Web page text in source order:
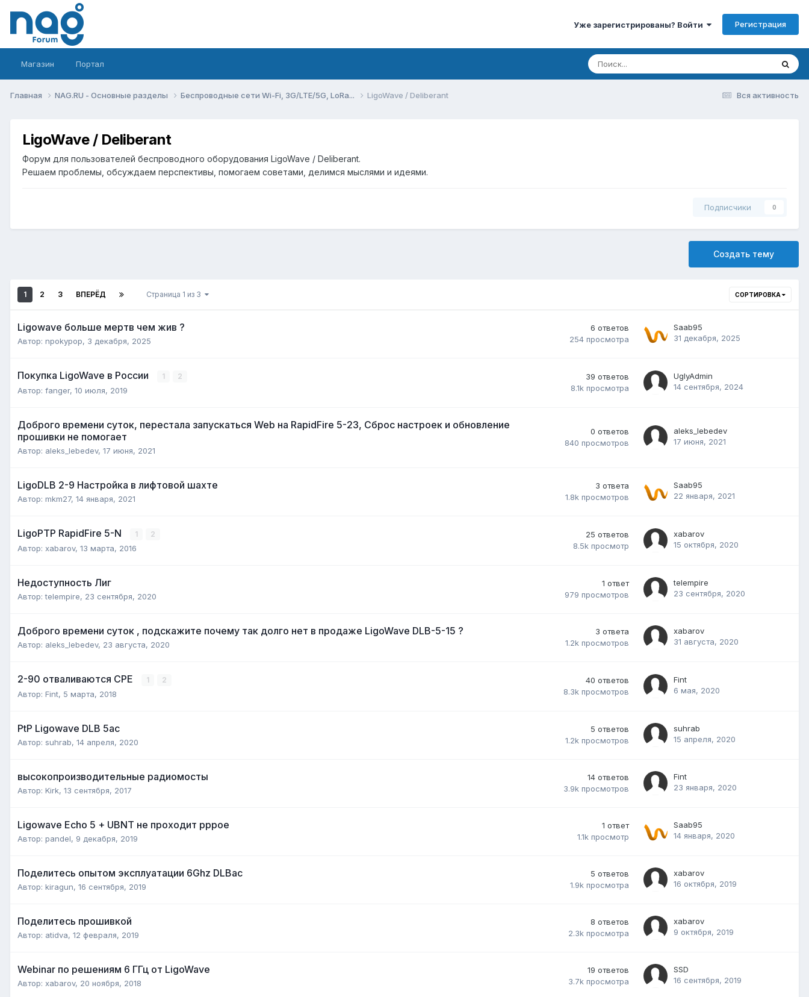
Уже зарегистрированы? Войти Регистрация
Магазин Портал
Вся активность
Главная NAG.RU - Основные разделы Беспроводные сети Wi-Fi, 3G/LTE/5G, LoRa... LigoWave / Deliberant
LigoWave / Deliberant
Форум для пользователей беспроводного оборудования LigoWave / Deliberant.
Решаем проблемы, обсуждаем перспективы, помогаем советами, делимся мыслями и идеями.
Подписчики 0
Создать тему
СОРТИРОВКА
1 2 3 ВПЕРЁД Страница 1 из 3
Ligowave больше мертв чем жив ?
Автор: npokypop, 3 декабря, 2025
6 ответов
254 просмотра
Saab95
31 декабря, 2025
Покупка LigoWave в России 1 2
Автор: fanger, 10 июля, 2019
39 ответов
8.1k просмотра
UglyAdmin
14 сентября, 2024
Доброго времени суток, перестала запускаться Web на RapidFire 5-23, Сброс настроек и обновление
прошивки не помогает
Автор: aleks_lebedev, 17 июня, 2021
0 ответов
840 просмотров
aleks_lebedev
17 июня, 2021
LigoDLB 2-9 Настройка в лифтовой шахте
Автор: mkm27, 14 января, 2021
3 ответа
1.8k просмотров
Saab95
22 января, 2021
LigoPTP RapidFire 5-N 1 2
Автор: xabarov, 13 марта, 2016
25 ответов
8.5k просмотр
xabarov
15 октября, 2020
Недоступность Лиг
Автор:telempire, 23 сентября, 2020
1 ответ
979 просмотров
telempire
23 сентября, 2020
Доброго времени суток , подскажите почему так долго нет в продаже LigoWave DLB-5-15 ?
Автор: aleks_lebedev, 23 августа, 2020
3 ответа
1.2k просмотров
xabarov
31 августа, 2020
2-90 отваливаются CPE 1 2
Автор: Fint, 5 марта, 2018
40 ответов
8.3k просмотров
Fint
6 мая, 2020
PtP Ligowave DLB 5ac
Автор: suhrab, 14 апреля, 2020
5 ответов
1.2k просмотров
suhrab
15 апреля, 2020
высокопроизводительные радиомосты
Автор: Kirk, 13 сентября, 2017
14 ответов
3.9k просмотров
Fint
23 января, 2020
Ligowave Echo 5 + UBNT не проходит pppoe
Автор: pandel, 9 декабря, 2019
1 ответ
1.1k просмотр
Saab95
14 января, 2020
Поделитесь опытом эксплуатации 6Ghz DLBac
Автор: kiragun, 16 сентября, 2019
5 ответов
1.9k просмотра
xabarov
16 октября, 2019
Поделитесь прошивкой
Автор: atidva, 12 февраля, 2019
8 ответов
2.3k просмотра
xabarov
9 октября, 2019
Webinar по решениям 6 ГГц от LigoWave
Автор: xabarov, 20 ноября, 2018
19 ответов
3.7k просмотра
SSD
16 сентября, 2019